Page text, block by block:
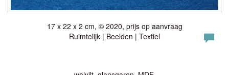
17 x 22 x 2 cm, © 2020, prijs op aanvraag
Ruimtelijk | Beelden | Textiel